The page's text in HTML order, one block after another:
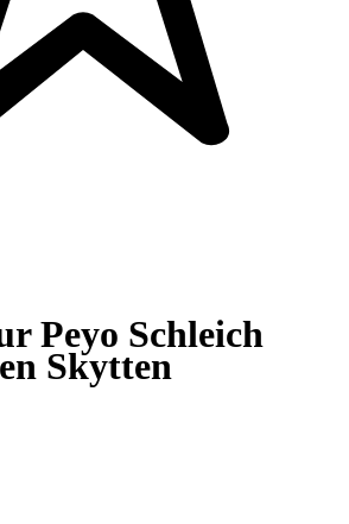
Peyo Schleich
Skytten